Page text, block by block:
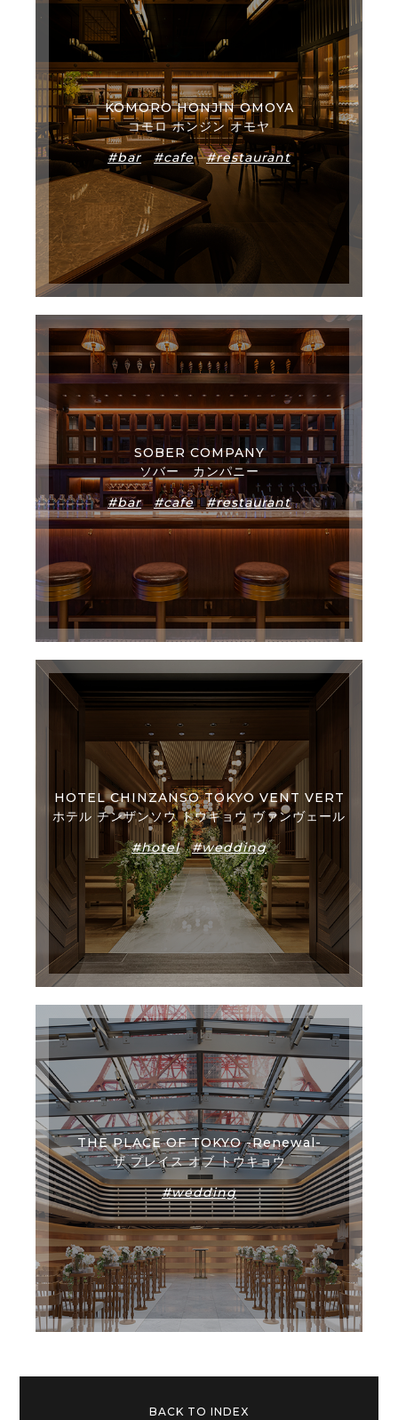
KOMORO HONJIN OMOYA
コモロ ホンジン オモヤ
#bar
#cafe #restaurant
SOBER COMPANY
ソバー カンパニー
#bar
#cafe #restaurant
HOTEL CHINZANSO TOKYO VENT VERT
ホテル チンザンソウ トウキョウ ヴァンヴェール
#hotel
#wedding
THE PLACE OF TOKYO -Renewal-
ザ プレイス オブ トウキョウ
#wedding
BACK TO INDEX